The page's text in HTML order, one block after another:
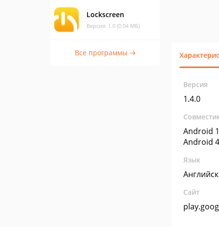
Lockscreen
Версия: 1.0 (0.04 МБ)
Все программы →
Версия
1.4.0
Android
Android
Язык
Сайт